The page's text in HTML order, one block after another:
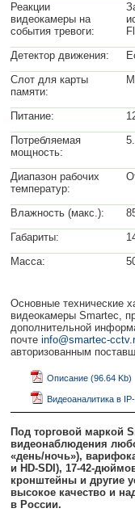
Реакции
видеокамеры на
события тревоги:
Детектор движения:
Слот для карты
памяти:
Питание:
Потребляемая
мощность:
Диапазон рабочих
температур:
Влажность (макс.):
Габариты:
Масса:
Основные технические
видеокамеры Smartec,
дополнительной
почте info@smartec-
авторизованным
Описание (96.64 Kb)
Видеоаналитика в
Под торговой маркой
видеонаблюдения
«день/ночь»),
и HD-SDI), 17-42-
кронштейны и другие
высокое качество и
в России.